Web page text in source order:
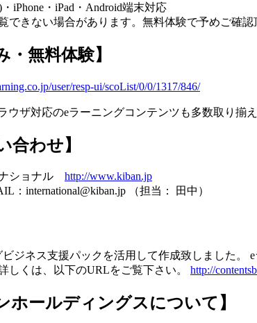
iPhone・iPad・Android端末対応
できない場合があります。無料体験で予めご確認
・無料体験】
user/resp-ui/scoList/0/0/1317/846/
ウザ対応のeラーニングコンテンツも多数取り
合わせ】
ショナル http://www.kiban.jp
：international@kiban.jp （担当： 田中）
ジネス支援パックを活用して作成致しました
しくは、以下のURLをご覧下さい。 http://
ホールディングスについて】